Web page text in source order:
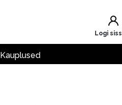
Logi
Kauplused